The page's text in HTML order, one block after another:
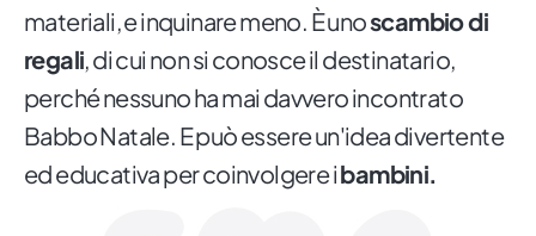
materiali, e inquinare meno. È unoscambio di
regali, di cui non si conosce il destinatario,
perché nessuno ha mai davvero incontrato
Babbo Natale. E può essere un'idea divertente
ed educativa per coinvolgere ibambini.